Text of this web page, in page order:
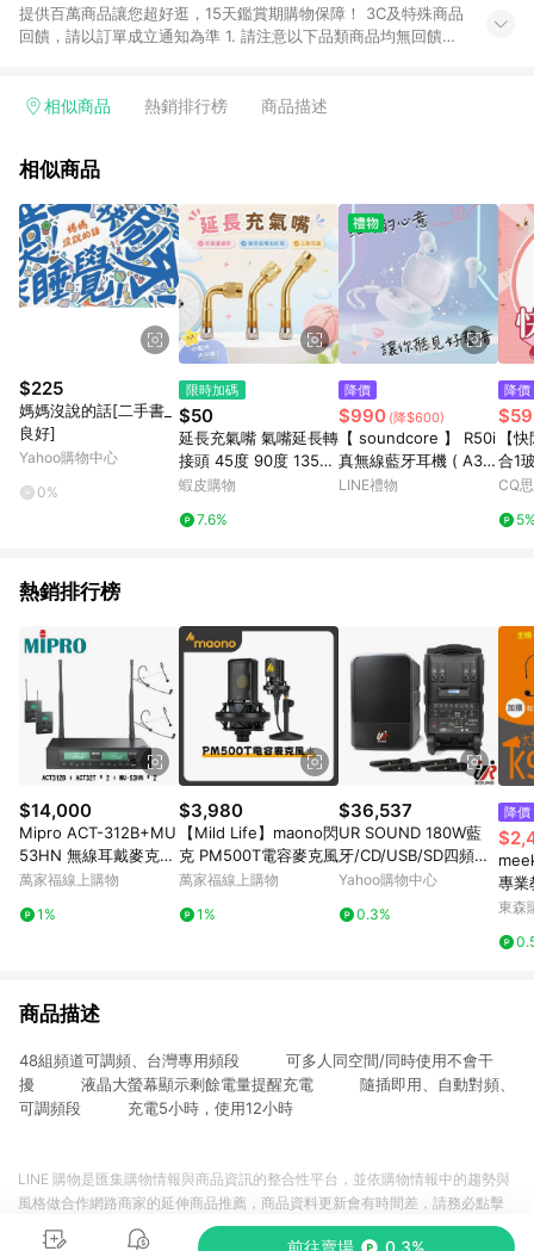
提供百萬商品讓您超好逛，15天鑑賞期購物保障！ 3C及特殊商品
回饋，請以訂單成立通知為準 1. 請注意以下品類商品均無回饋：
電玩/遊戲/相機/單眼/鏡頭/拍立得 [2024/6/1起適用] -內接硬
的購回饋活動享Yahoo超贈點回饋者 - 購物中心商店之商品：商
3. 訂單回饋金額將扣除運費/購物金/超贈點/福利金/紅利折抵/折
價券等虛擬貨幣折抵 4. 大宗採購或批發轉賣不具回饋資格： 如
有相關事證認定您為大宗採購、批發轉賣而非最終消費使用者，
相關認定以Yahoo購物中心之認定為準
相似商品 熱銷排行榜 商品描述
相似商品
$225
媽媽沒說的話[二手書_
良好]
Yahoo購物中心
0%
限時加碼
$50
延長充氣嘴 氣嘴延長轉
接頭 45度 90度 135度
輪胎打氣轉接頭 黃銅氣
氣機延長嘴
蝦皮購物
7.6%
降價
$990 (降$600)
【 soundcore 】 R50i
真無線藍牙耳機 ( A39
49 ) 獅子座/獅子座生
LINE禮物
降價
【
合1
CQ
熱銷排行榜
$14,000
Mipro ACT-312B+MU
53HN 無線耳戴麥克風
組 (兩支麥克風款)【敦
萬家福線上購物
1%
$3,980
【Mild Life】maono閃
克 PM500T電容麥克風
萬家福線上購物
1%
$36,537
UR SOUND 180W藍
牙/CD/USB/SD四頻移
動式無線擴音機 PU-9
Yahoo購物中心
0.3%
降價
專業
有線
風
東森
商品描述
48組頻道可調頻、台灣專用頻段 可多人同空間/同時使用不會干
擾 液晶大螢幕顯示剩餘電量提醒充電 隨插即用、自動對頻、
可調頻段 充電5小時，使用12小時
前往賣場 0.3%
LINE 購物是匯集購物情報與商品資訊的整合性平台，並依購物情報中的趨勢與
風格做合作網路商家的延伸商品推薦，商品資料更新會有時間差，請務必點擊
商品至各合作網路商家，確認現售價與購物條件，一切資訊以合作廠商網頁為